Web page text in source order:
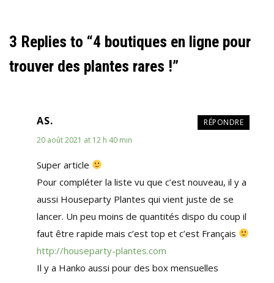
3 Replies to “4 boutiques en ligne pour
trouver des plantes rares !”
RÉPONDRE
AS.
20 août 2021 at 12 h 40 min
Super article
Pour compléter la liste vu que c’est nouveau, il y a
aussi Houseparty Plantes qui vient juste de se
lancer. Un peu moins de quantités dispo du coup il
faut être rapide mais c’est top et c’est Français
http://houseparty-plantes.com
Il y a Hanko aussi pour des box mensuelles